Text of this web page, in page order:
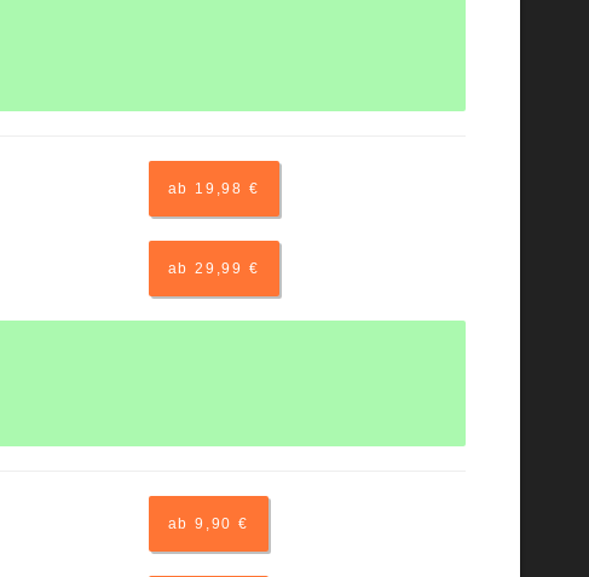
ab 19,98 €
ab 29,99 €
ab 9,90 €